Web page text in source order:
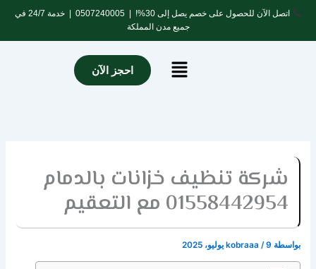
تخطي
المحتوى
اتصل الآن للحصول على خصم يصل إلى 30%! | 0507240005
| خدمة 24/7 في
جميع مدن المملكة
Menu احجز الآن
شركة تنظيف خزانات بالدمام
01558442954 مع التعقيم
بواسطة kobraaa /9 يوليو، 2025